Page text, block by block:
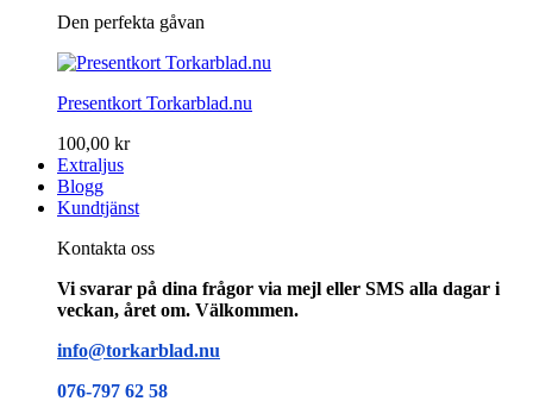
Den perfekta gåvan
Presentkort Torkarblad.nu
100,00 kr
Extraljus
Blogg
Kundtjänst
Kontakta oss
Vi svarar på dina frågor via mejl eller SMS alla dagar i
veckan, året om. Välkommen.
info@torkarblad.nu
076-797 62 58